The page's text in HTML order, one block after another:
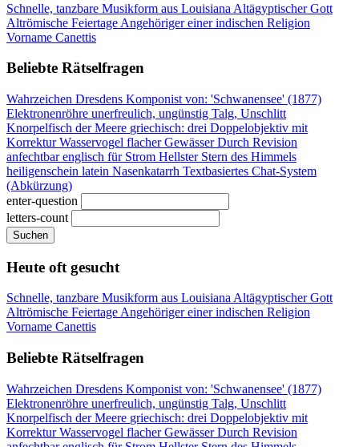
Schnelle, tanzbare Musikform aus Louisiana Altägyptischer Gott
Altrömische Feiertage Angehöriger einer indischen Religion
Vorname Canettis
Beliebte Rätselfragen
Wahrzeichen Dresdens Komponist von: 'Schwanensee' (1877)
Elektronenröhre unerfreulich, ungünstig Talg, Unschlitt
Knorpelfisch der Meere griechisch: drei Doppelobjektiv mit
KorrekturWasservogel flacher GewässerDurch Revision
anfechtbarenglisch für Strom Hellster Stern des Himmels
heiligenschein latein Nasenkatarrh Textbasiertes Chat-System
(Abkürzung)
enter-question
letters-count
Suchen
Heute oft gesucht
Schnelle, tanzbare Musikform aus LouisianaAltägyptischer Gott
Altrömische FeiertageAngehöriger einer indischen Religion
Vorname Canettis
Beliebte Rätselfragen
Wahrzeichen Dresdens Komponist von: 'Schwanensee' (1877)
Elektronenröhre unerfreulich, ungünstig Talg, Unschlitt
Knorpelfisch der Meere griechisch: drei Doppelobjektiv mit
KorrekturWasservogel flacher GewässerDurch Revision